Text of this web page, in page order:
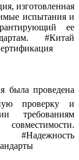
изготовленная
испытания и
ее
#Китай
была проведена
проверку и
требованиям